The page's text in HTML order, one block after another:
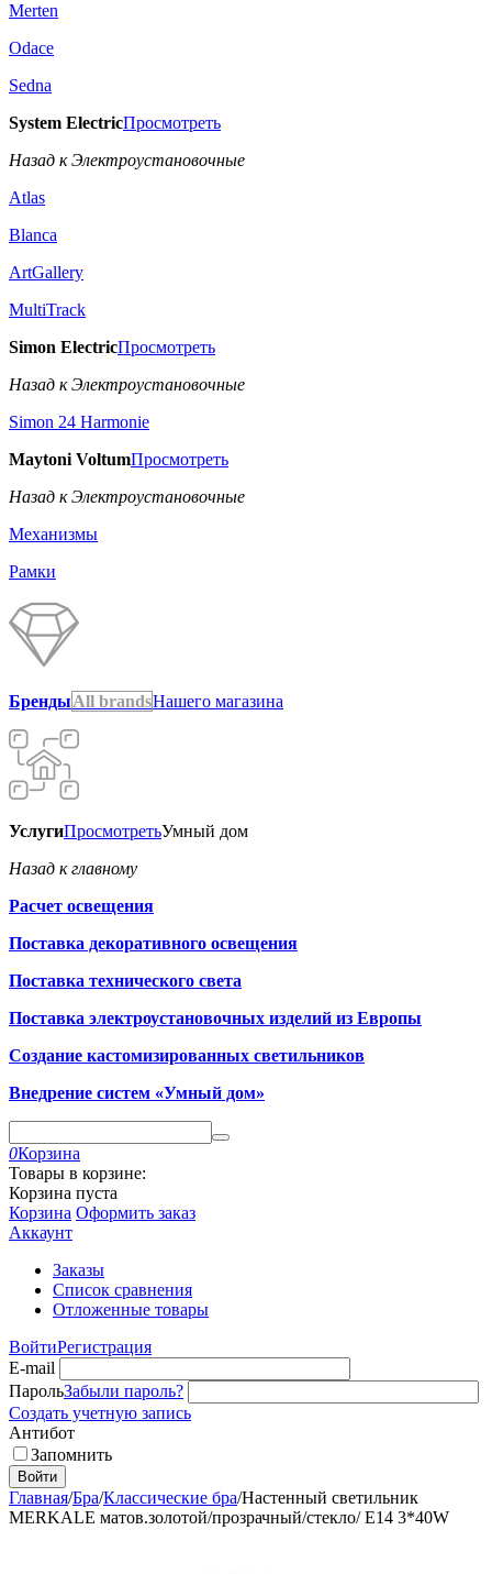
Merten
Odace
Sedna
System ElectricПросмотреть
Назад к Электроустановочные
Atlas
Blanca
ArtGallery
MultiTrack
Simon ElectricПросмотреть
Назад к Электроустановочные
Simon 24 Harmonie
Maytoni VoltumПросмотреть
Назад к Электроустановочные
Механизмы
Рамки
БрендыAll brandsНашего магазина
УслугиПросмотретьУмный дом
Назад к главному
Расчет освещения
Поставка декоративного освещения
Поставка технического света
Поставка электроустановочных изделий из Европы
Создание кастомизированных светильников
Внедрение систем «Умный дом»
0Корзина
Товары в корзине:
Корзина пуста
Корзина Оформить заказ
Аккаунт
Заказы
Список сравнения
Отложенные товары
ВойтиРегистрация
E-mail
ПарольЗабыли пароль?
Создать учетную запись
Антибот
Запомнить
Войти
Главная/Бра/Классические бра/Настенный светильник
MERKALE матов.золотой/прозрачный/стекло/ E14 3*40W